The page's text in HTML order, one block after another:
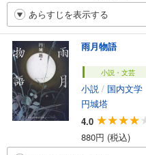
あらすじを表示する
雨月物語
小説・文芸
小説 / 国内文学
円城塔
4.0
880円 (税込)